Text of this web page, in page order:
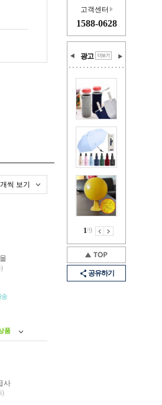
고객센터
1588-0628
광고
1/9
공유하기
씩 보기
송
품
사